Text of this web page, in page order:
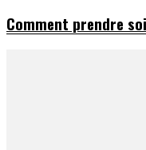
Comment prendre